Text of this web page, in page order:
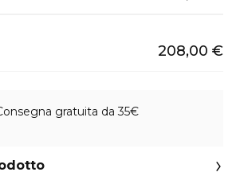
208,00 €
gratuita da 35€